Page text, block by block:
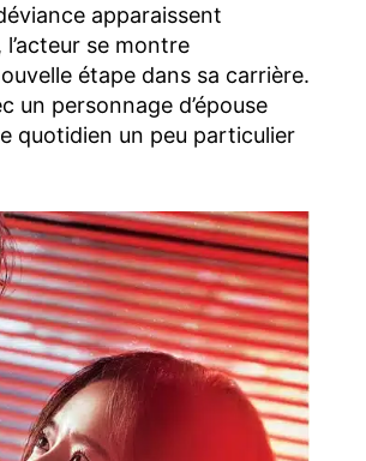
apparaissent
se montre
étape dans sa carrière.
un personnage d’épouse
quotidien un peu particulier